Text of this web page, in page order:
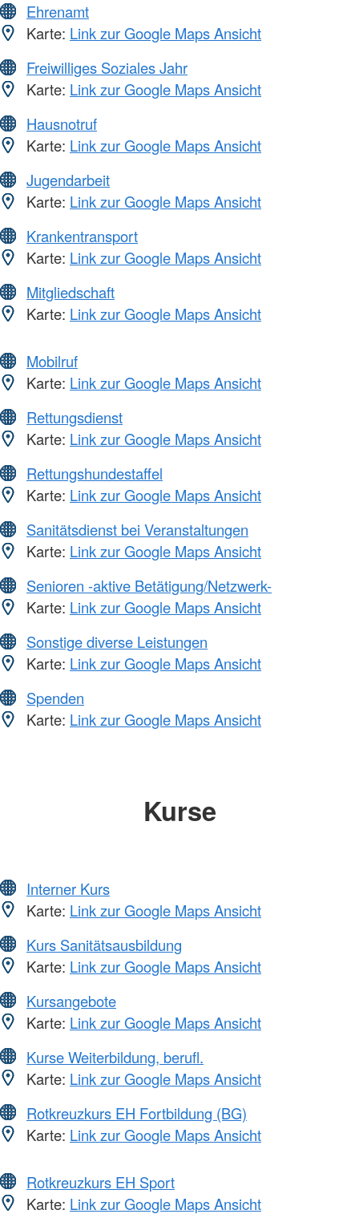
Ehrenamt
Karte: Link zur Google Maps Ansicht
Freiwilliges Soziales Jahr
Karte: Link zur Google Maps Ansicht
Hausnotruf
Karte: Link zur Google Maps Ansicht
Jugendarbeit
Karte: Link zur Google Maps Ansicht
Krankentransport
Karte: Link zur Google Maps Ansicht
Mitgliedschaft
Karte: Link zur Google Maps Ansicht
Mobilruf
Karte: Link zur Google Maps Ansicht
Rettungsdienst
Karte: Link zur Google Maps Ansicht
Rettungshundestaffel
Karte: Link zur Google Maps Ansicht
Sanitätsdienst bei Veranstaltungen
Karte: Link zur Google Maps Ansicht
Senioren -aktive Betätigung/Netzwerk-
Karte: Link zur Google Maps Ansicht
Sonstige diverse Leistungen
Karte: Link zur Google Maps Ansicht
Spenden
Karte: Link zur Google Maps Ansicht
Kurse
Interner Kurs
Karte: Link zur Google Maps Ansicht
Kurs Sanitätsausbildung
Karte: Link zur Google Maps Ansicht
Kursangebote
Karte: Link zur Google Maps Ansicht
Kurse Weiterbildung, berufl.
Karte: Link zur Google Maps Ansicht
Rotkreuzkurs EH Fortbildung (BG)
Karte: Link zur Google Maps Ansicht
Rotkreuzkurs EH Sport
Karte: Link zur Google Maps Ansicht